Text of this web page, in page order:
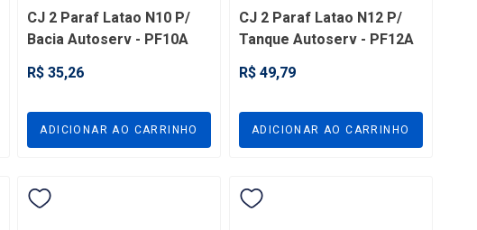
CJ 2 Paraf Latao N10 P/
Bacia Autoserv - PF10A
R$ 35,26
ADICIONAR AO CARRINHO
CJ 2 Paraf Latao N12 P/
Tanque Autoserv - PF12A
R$ 49,79
ADICIONAR AO CARRINHO